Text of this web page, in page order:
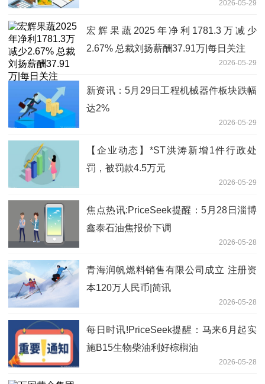
2026-05-29
宏辉果蔬2025年净利1781.3万减少
2.67% 总裁刘扬薪酬37.91万|每日关注
2026-05-29
新资讯：5月29日工程机械器件板块跌幅
达2%
2026-05-29
【企业动态】*ST洪涛新增1件行政处
罚，被罚款4.5万元
2026-05-29
焦点热讯:PriceSeek提醒：5月28日淄博
鑫泰石油焦报价下调
2026-05-28
青海润帆燃料销售有限公司成立 注册资
本120万人民币|简讯
2026-05-28
每日时讯!PriceSeek提醒：马来6月起实
施B15生物柴油利好棕榈油
2026-05-28